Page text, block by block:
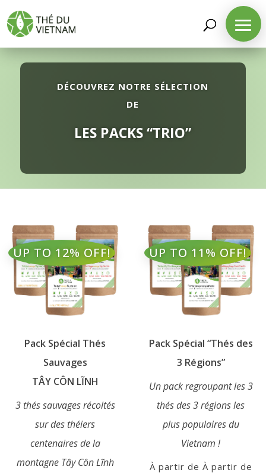
Qui
sommes-
?
Témoignages
E-
books
DÉCOUVREZ NOTRE SÉLECTION
DE
LES PACKS “TRIO”
UP TO 12% OFF!
Pack Spécial Thés
Sauvages
TÂY CÔN LĨNH
3 thés sauvages récoltés
sur des théiers
centenaires de la
montagne Tây Côn Lĩnh
UP TO 11% OFF!
Pack Spécial “Thés des
3 Régions”
Un pack regroupant les 3
thés des 3 régions les
plus populaires du
Vietnam !
À partir de